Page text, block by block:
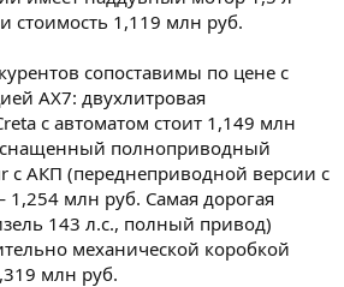
стоимость 1,119 млн руб.
сопоставимы по цене с
AX7: двухлитровая
с автоматом стоит 1,149 млн
полноприводный
с АКП (переднеприводной версии с
млн руб. Самая дорогая
143 л.с., полный привод)
механической коробкой
млн руб.